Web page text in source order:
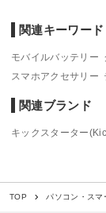
関連キーワード
モバイルバッテリー
スマホアクセサリー
関連ブランド
キックスターター
TOP パソコン・スマ